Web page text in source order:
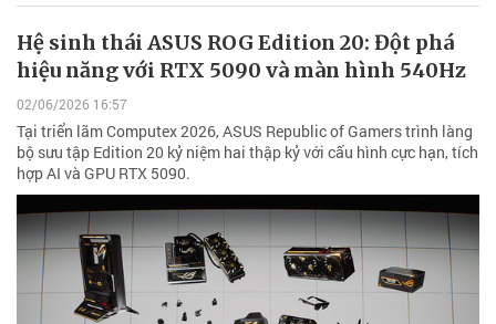
Hệ sinh thái ASUS ROG Edition 20: Đột phá
hiệu năng với RTX 5090 và màn hình 540Hz
02/06/2026 16:57
Tại triển lãm Computex 2026, ASUS Republic of Gamers trình làng
bộ sưu tập Edition 20 kỷ niệm hai thập kỷ với cấu hình cực hạn, tích
hợp AI và GPU RTX 5090.